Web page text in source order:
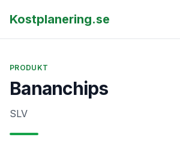
Kostplanering.se
PRODUKT
Bananchips
SLV